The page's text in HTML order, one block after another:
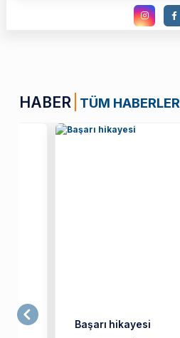
HABER TÜM HABERLER
Başarı hikayesi